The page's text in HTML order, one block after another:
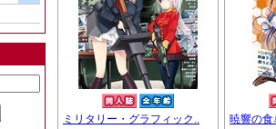
ミリタリー・グラフィック..
暁響の